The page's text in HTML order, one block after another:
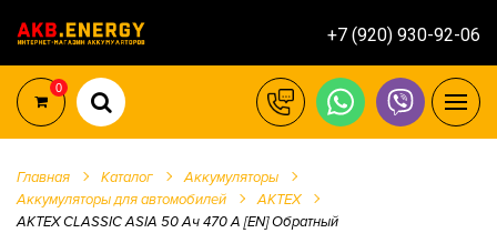
+7 (920) 930-92-06
0
Главная Каталог
Аккумуляторы
Аккумуляторы для автомобилей
АКТЕХ
АКТЕХ CLASSIC ASIA 50 Ач 470 А [EN] Обратный